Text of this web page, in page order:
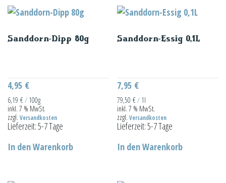
Sanddorn-Dipp 80g
4,95 €
6,19 €/ 100g
inkl. 7 % MwSt.
zzgl. Versandkosten
Lieferzeit:5-7 Tage
In den Warenkorb
Sanddorn-Essig 0,1L
7,95 €
79,50€/ 1l
inkl. 7 % MwSt.
zzgl.Versandkosten
Lieferzeit:5-7 Tage
In den Warenkorb